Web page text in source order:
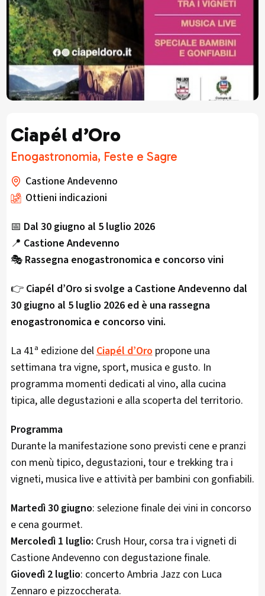
Ciapél d’Oro
Enogastronomia, Feste e Sagre
Castione Andevenno
Ottieni indicazioni
📅 Dal 30 giugno al 5 luglio 2026
📍 Castione Andevenno
🎭 Rassegna enogastronomica e concorso vini
👉 Ciapél d’Oro si svolge a Castione Andevenno dal
30 giugno al 5 luglio 2026 ed è una rassegna
enogastronomica e concorso vini.
La 41ª edizione delCiapél d’Oropropone una
settimana tra vigne, sport, musica e gusto. In
programma momenti dedicati al vino, alla cucina
tipica, alle degustazioni e alla scoperta del territorio.
Programma
Durante la manifestazione sono previsti cene e pranzi
con menù tipico, degustazioni, tour e trekking tra i
vigneti, musica live e attività per bambini con gonfiabili.
Martedì 30 giugno: selezione finale dei vini in concorso
e cena gourmet.
Mercoledì 1 luglio: Crush Hour, corsa tra i vigneti di
Castione Andevenno con degustazione finale.
Giovedì 2 luglio: concerto Ambria Jazz con Luca
Zennaro e pizzoccherata.